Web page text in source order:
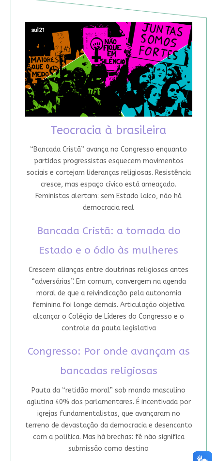
Teocracia à brasileira
“Bancada Cristã” avança no Congresso enquanto
partidos progressistas esquecem movimentos
sociais e cortejam lideranças religiosas. Resistência
cresce, mas espaço cívico está ameaçado.
Feministas alertam: sem Estado laico, não há
democracia real
Bancada Cristã: a tomada do
Estado e o ódio às mulheres
Crescem alianças entre doutrinas religiosas antes
“adversárias”. Em comum, convergem na agenda
moral de que a reivindicação pela autonomia
feminina foi longe demais. Articulação objetiva
alcançar o Colégio de Líderes do Congresso e o
controle da pauta legislativa
Congresso: Por onde avançam as
bancadas religiosas
Pauta da “retidão moral” sob mando masculino
aglutina 40% dos parlamentares. É incentivada por
igrejas fundamentalistas, que avançaram no
terreno de devastação da democracia e desencanto
com a política. Mas há brechas: fé não significa
submissão como destino